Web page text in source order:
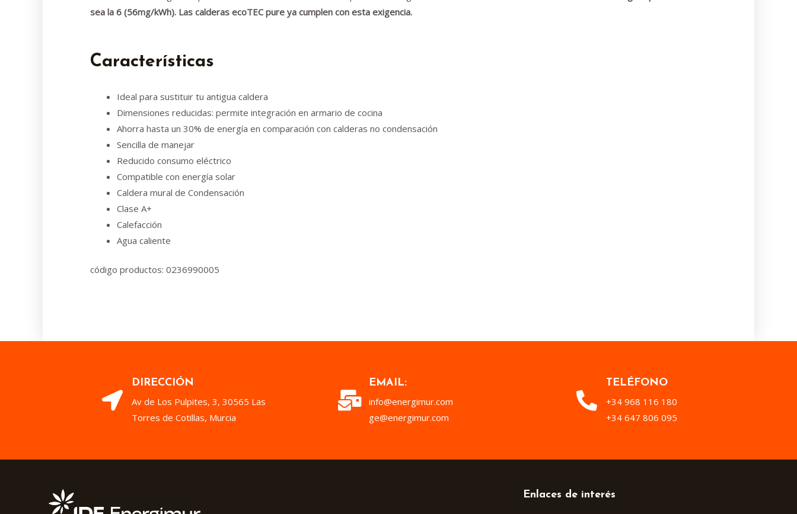
sea la 6 (56mg/kWh). Las calderas ecoTEC pure ya cumplen con esta exigencia.
Características
Ideal para sustituir tu antigua caldera
Dimensiones reducidas: permite integración en armario de cocina
Ahorra hasta un 30% de energía en comparación con calderas no condensación
Sencilla de manejar
Reducido consumo eléctrico
Compatible con energía solar
Caldera mural de Condensación
Clase A+
Calefacción
Agua caliente
código productos: 0236990005
DIRECCIÓN
Av de Los Pulpites, 3, 30565 Las
Torres de Cotillas, Murcia
EMAIL:
info@energimur.com
ge@energimur.com
TELÉFONO
+34 968 116 180
+34 647 806 095
Enlaces de interés